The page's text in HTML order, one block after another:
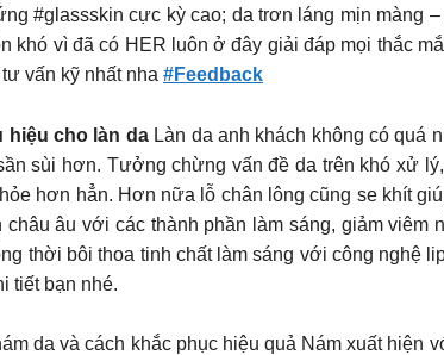
#glassskin cực kỳ cao; da trơn láng mịn màng
khó vì đã có HER luôn ở đây giải đáp mọi thắc
vấn kỹ nhất nha #Feedback
hiệu cho làn daLàn da anh khách không có quá
sùi hơn. Tưởng chừng vấn đề da trên khó xử
hơn hẳn. Hơn nữa lỗ chân lông cũng se khít
âu với các thành phần làm sáng, giảm viêm
thời bôi thoa tinh chất làm sáng với công nghệ
tiết bạn nhé.
da và cách khắc phục hiệu quả Nám xuất hiện